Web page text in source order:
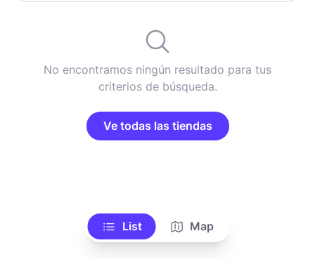
No encontramos ningún resultado para tus
criterios de búsqueda.
Ve todas las tiendas
List Map